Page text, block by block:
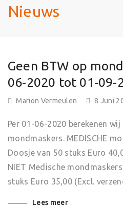
Nieuws
Skip
to
Geen BTW op
06-2020 tot 01-09-
Marion Vermeulen
Posted
8 Juni
Per 01-06-2020 berekenen
mondmaskers. MEDISCHE
Doosje van 50 stuks Euro
NIET Medische
stuks Euro 35,00 (Excl.
Lees meer